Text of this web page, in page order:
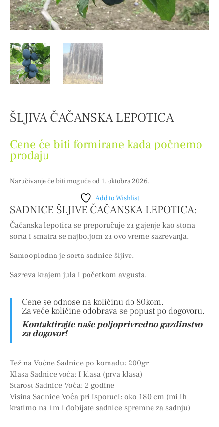
ŠLJIVA ČAČANSKA LEPOTICA
Cene će biti formirane kada počnemo
prodaju
Naručivanje će biti moguće od 1. oktobra 2026.
Add to Wishlist
SADNICE ŠLJIVE ČAČANSKA LEPOTICA:
Čačanska lepotica se preporučuje za gajenje kao stona
sorta i smatra se najboljom za ovo vreme sazrevanja.
Samooplodna je sorta sadnice šljive.
Sazreva krajem jula i početkom avgusta.
Cene se odnose na količinu do 80kom.
Za veće količine odobrava se popust po dogovoru.
Kontaktirajte naše poljoprivredno gazdinstvo
za dogovor!
Težina Voćne Sadnice po komadu: 200gr
Klasa Sadnice voća: I klasa (prva klasa)
Starost Sadnice Voća: 2 godine
Visina Sadnice Voća pri isporuci: oko 180 cm (mi ih
kratimo na 1m i dobijate sadnice spremne za sadnju)